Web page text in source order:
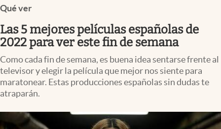
Qué ver
Las 5 mejores películas españolas de
2022 para ver este fin de semana
Como cada fin de semana, es buena idea sentarse frente al
televisor y elegir la película que mejor nos siente para
maratonear. Estas producciones españolas sin dudas te
atraparán.